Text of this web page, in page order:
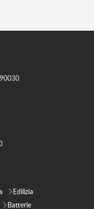
Edilizia
Batterie